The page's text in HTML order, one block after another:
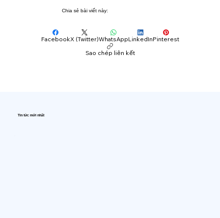
Chia sẻ bài viết này:
FacebookX (Twitter)WhatsAppLinkedInPinterest
Sao chép liên kết
Tin tức mới nhất